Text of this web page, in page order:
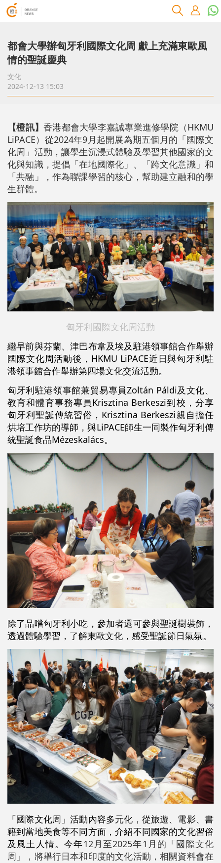
都會大學辦匈牙利國際文化周 獻上充滿東歐風
情的聖誕慶典
文化
2024-12-13 15:03
【橙訊】 香港都會大學李嘉誠專業進修學院（HKMU
LiPACE）從2024年9月起開展為期五個月的「國際文
化周」活動，讓學生沉浸式體驗及學習其他國家的文
化與知識，提倡「在地國際化」、「跨文化意識」和
「共融」，作為聯課學習的核心，幫助建立融和的學
生群體。
匈牙利國際文化周活動
繼早前與芬蘭、津巴布韋及埃及駐港領事館合作舉辦
國際文化周活動後，HKMU LiPACE近日與匈牙利駐
港領事館合作舉辦第四場文化交流活動。
匈牙利駐港領事館兼貿易專員Zoltán Páldi及文化、
教育和體育事務專員Krisztina Berkeszi到校，分享
匈牙利聖誕傳統習俗，Krisztina Berkeszi親自擔任
烘培工作坊的導師，與LiPACE師生一同製作匈牙利傳
統聖誕食品Mézeskalács。
除了品嚐匈牙利小吃，參加者還可參與聖誕樹裝飾，
透過體驗學習，了解東歐文化，感受聖誕節日氣氛。
「國際文化周」活動內容多元化，從旅遊、電影、書
籍到當地美食等不同方面，介紹不同國家的文化習俗
及風土人情。今年12月至2025年1月的「國際文化
周」，將舉行日本和印度的文化活動，相關資料會在